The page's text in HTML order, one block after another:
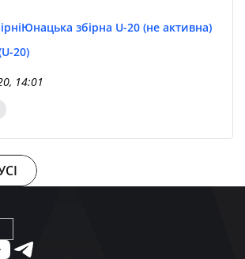
Юнацька збірна U-20 (не активна)
20)
14:01